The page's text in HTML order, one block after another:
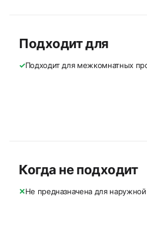
Подходит для
✓Подходит для межкомнатных
Когда не подходит
✕Не предназначена для наружной